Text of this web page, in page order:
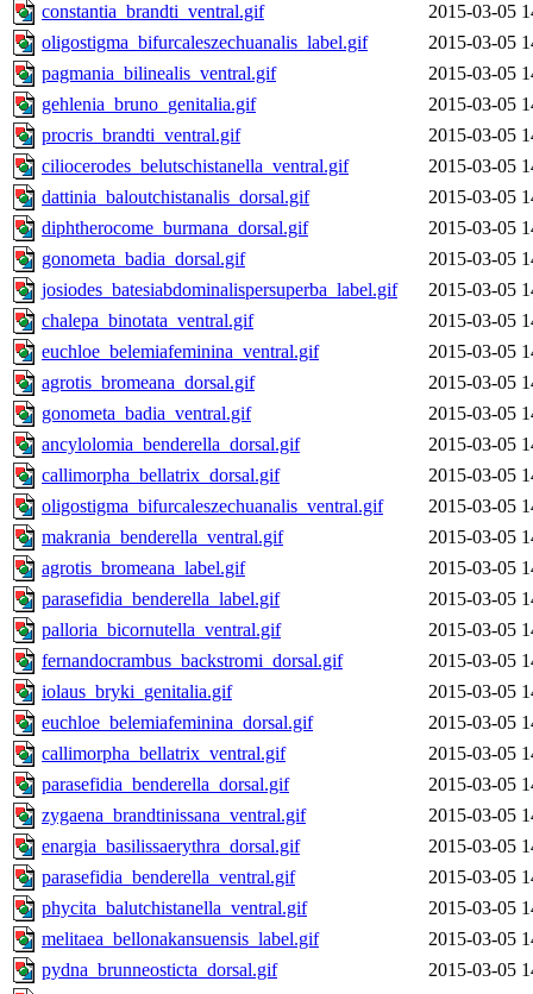
constantia_brandti_ventral.gif
2015-03-05
oligostigma_bifurcaleszechuanalis_label.gif
2015-03-05
pagmania_bilinealis_ventral.gif
2015-03-05
gehlenia_bruno_genitalia.gif
2015-03-05
procris_brandti_ventral.gif
2015-03-05
ciliocerodes_belutschistanella_ventral.gif
2015-03-05
dattinia_baloutchistanalis_dorsal.gif
2015-03-05
diphtherocome_burmana_dorsal.gif
2015-03-05
gonometa_badia_dorsal.gif
2015-03-05
josiodes_batesiabdominalispersuperba_label.gif
2015-03-05
chalepa_binotata_ventral.gif
2015-03-05
euchloe_belemiafeminina_ventral.gif
2015-03-05
agrotis_bromeana_dorsal.gif
2015-03-05
gonometa_badia_ventral.gif
2015-03-05
ancylolomia_benderella_dorsal.gif
2015-03-05
callimorpha_bellatrix_dorsal.gif
2015-03-05
oligostigma_bifurcaleszechuanalis_ventral.gif
2015-03-05
makrania_benderella_ventral.gif
2015-03-05
agrotis_bromeana_label.gif
2015-03-05
parasefidia_benderella_label.gif
2015-03-05
palloria_bicornutella_ventral.gif
2015-03-05
fernandocrambus_backstromi_dorsal.gif
2015-03-05
iolaus_bryki_genitalia.gif
2015-03-05
euchloe_belemiafeminina_dorsal.gif
2015-03-05
callimorpha_bellatrix_ventral.gif
2015-03-05
parasefidia_benderella_dorsal.gif
2015-03-05
zygaena_brandtinissana_ventral.gif
2015-03-05
enargia_basilissaerythra_dorsal.gif
2015-03-05
parasefidia_benderella_ventral.gif
2015-03-05
phycita_balutchistanella_ventral.gif
2015-03-05
melitaea_bellonakansuensis_label.gif
2015-03-05
pydna_brunneosticta_dorsal.gif
2015-03-05